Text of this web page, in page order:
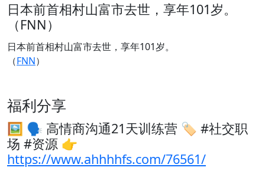
日本前首相村山富市去世，享年101岁。
（FNN）
日本前首相村山富市去世，享年101岁。
（FNN）
福利分享
🖼 🗣️ 高情商沟通21天训练营 🏷️ #社交职
场 #资源 👉
https://www.ahhhhfs.com/76561/